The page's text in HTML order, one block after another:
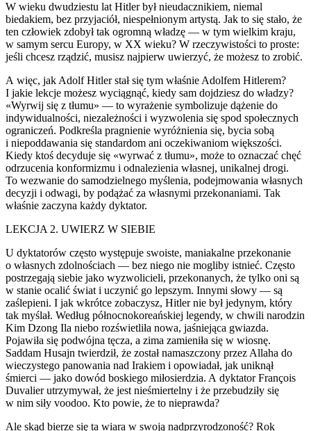
W wieku dwudziestu lat Hitler był nieudacznikiem, niemal
biedakiem, bez przyjaciół, niespełnionym artystą. Jak to się stało, że
ten człowiek zdobył tak ogromną władzę — w tym wielkim kraju,
w samym sercu Europy, w XX wieku? W rzeczywistości to proste:
jeśli chcesz rządzić, musisz najpierw uwierzyć, że możesz to zrobić.
A więc, jak Adolf Hitler stał się tym właśnie Adolfem Hitlerem?
I jakie lekcje możesz wyciągnąć, kiedy sam dojdziesz do władzy?
«Wyrwij się z tłumu» — to wyrażenie symbolizuje dążenie do
indywidualności, niezależności i wyzwolenia się spod społecznych
ograniczeń. Podkreśla pragnienie wyróżnienia się, bycia sobą
i niepoddawania się standardom ani oczekiwaniom większości.
Kiedy ktoś decyduje się «wyrwać z tłumu», może to oznaczać chęć
odrzucenia konformizmu i odnalezienia własnej, unikalnej drogi.
To wezwanie do samodzielnego myślenia, podejmowania własnych
decyzji i odwagi, by podążać za własnymi przekonaniami. Tak
właśnie zaczyna każdy dyktator.
LEKCJA 2. UWIERZ W SIEBIE
U dyktatorów często występuje swoiste, maniakalne przekonanie
o własnych zdolnościach — bez niego nie mogliby istnieć. Często
postrzegają siebie jako wyzwolicieli, przekonanych, że tylko oni są
w stanie ocalić świat i uczynić go lepszym. Innymi słowy — są
zaślepieni. I jak wkrótce zobaczysz, Hitler nie był jedynym, który
tak myślał. Według północnokoreańskiej legendy, w chwili narodzin
Kim Dzong Ila niebo rozświetliła nowa, jaśniejąca gwiazda.
Pojawiła się podwójna tęcza, a zima zamieniła się w wiosnę.
Saddam Husajn twierdził, że został namaszczony przez Allaha do
wieczystego panowania nad Irakiem i opowiadał, jak uniknął
śmierci — jako dowód boskiego miłosierdzia. A dyktator François
Duvalier utrzymywał, że jest nieśmiertelny i że przebudziły się
w nim siły voodoo. Kto powie, że to nieprawda?
Ale skąd bierze się ta wiara w swoją nadprzyrodzoność? Rok